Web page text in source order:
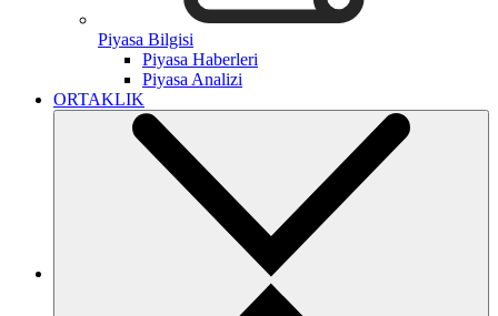
Piyasa Bilgisi
Piyasa Haberleri
Piyasa Analizi
ORTAKLIK